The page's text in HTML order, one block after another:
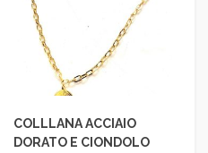
COLLLANA ACCIAIO
DORATO E CIONDOLO